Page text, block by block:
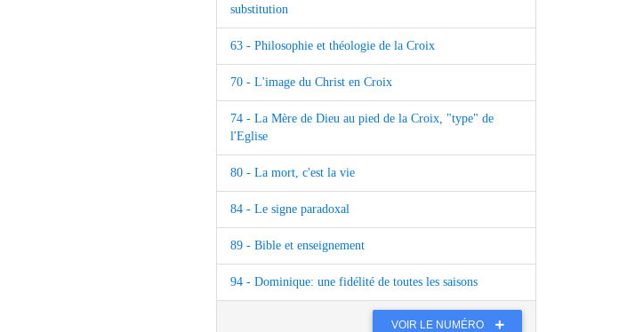
substitution
63 - Philosophie et théologie de la Croix
70 - L'image du Christ en Croix
74 - La Mère de Dieu au pied de la Croix, "type" de
l'Eglise
80 - La mort, c'est la vie
84 - Le signe paradoxal
89 - Bible et enseignement
94 - Dominique: une fidélité de toutes les saisons
VOIR LE NUMÉRO